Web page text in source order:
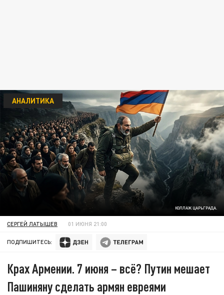
КОЛЛАЖ ЦАРЬГРАДА.
АНАЛИТИКА
СЕРГЕЙ ЛАТЫШЕВ 01 ИЮНЯ 21:00
ПОДПИШИТЕСЬ:
Крах Армении. 7 июня – всё? Путин мешает
Пашиняну сделать армян евреями